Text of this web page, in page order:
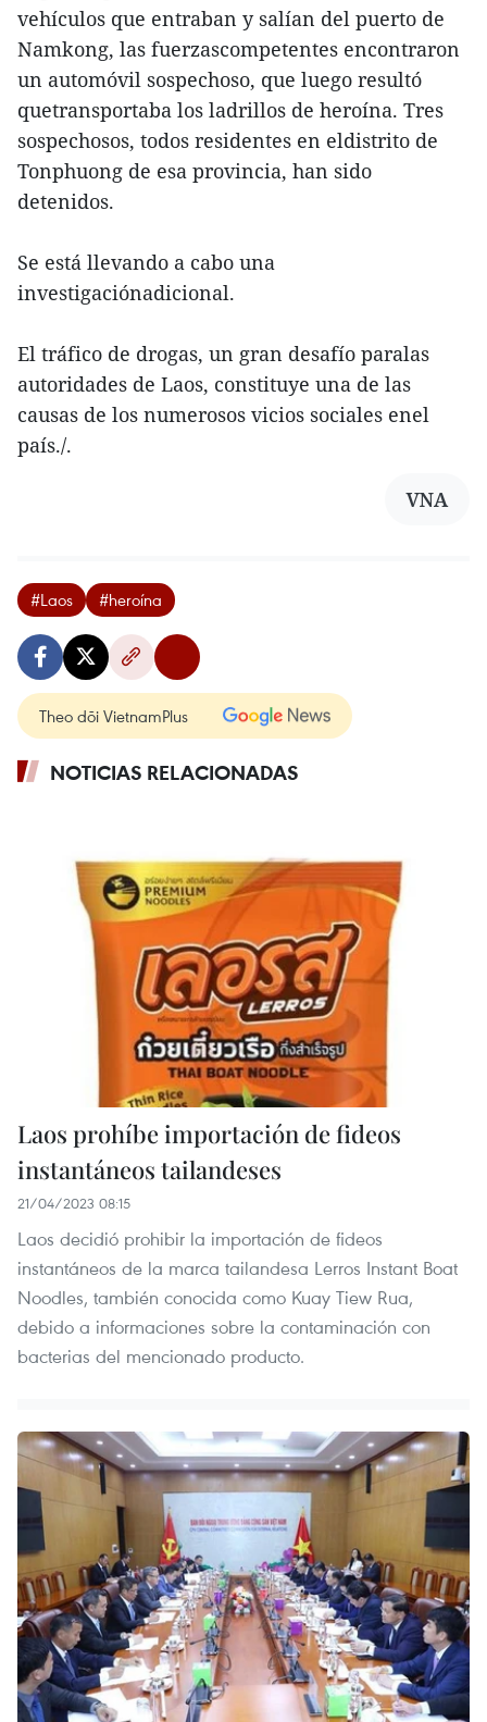
vehículos que entraban y salían del puerto de
Namkong, las fuerzascompetentes encontraron
un automóvil sospechoso, que luego resultó
quetransportaba los ladrillos de heroína. Tres
sospechosos, todos residentes en eldistrito de
Tonphuong de esa provincia, han sido
detenidos.
Se está llevando a cabo una
investigaciónadicional.
El tráfico de drogas, un gran desafío paralas
autoridades de Laos, constituye una de las
causas de los numerosos vicios sociales enel
país./.
VNA
#Laos #heroína
Theo dõi VietnamPlus
NOTICIAS RELACIONADAS
Laos prohíbe importación de fideos
instantáneos tailandeses
21/04/2023 08:15
Laos decidió prohibir la importación de fideos
instantáneos de la marca tailandesa Lerros Instant Boat
Noodles, también conocida como Kuay Tiew Rua,
debido a informaciones sobre la contaminación con
bacterias del mencionado producto.